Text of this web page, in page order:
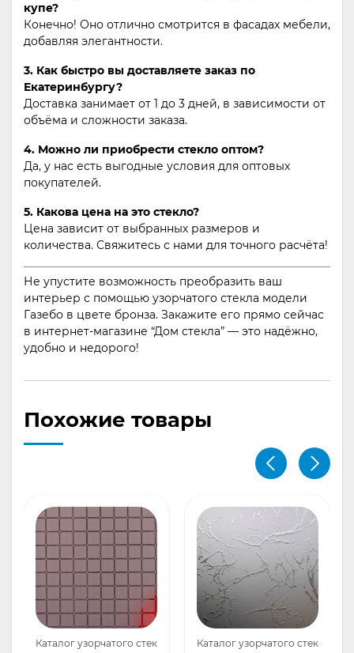
купе?
Конечно! Оно отлично смотрится в фасадах мебели,
добавляя элегантности.
3. Как быстро вы доставляете заказ по
Екатеринбургу?
Доставка занимает от 1 до 3 дней, в зависимости от
объёма и сложности заказа.
4. Можно ли приобрести стекло оптом?
Да, у нас есть выгодные условия для оптовых
покупателей.
5. Какова цена на это стекло?
Цена зависит от выбранных размеров и
количества. Свяжитесь с нами для точного расчёта!
Не упустите возможность преобразить ваш
интерьер с помощью узорчатого стекла модели
Газебо в цвете бронза. Закажите его прямо сейчас
в интернет-магазине “Дом стекла” — это надёжно,
удобно и недорого!
Похожие товары
Каталог узорчатого стекла Каталог узорчатого стекла